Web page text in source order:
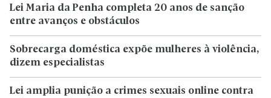
Lei Maria da Penha completa 20 anos de sanção
entre avanços e obstáculos
Sobrecarga doméstica expõe mulheres à violência,
dizem especialistas
Lei amplia punição a crimes sexuais online contra